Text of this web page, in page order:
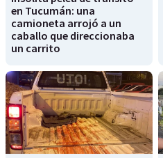
en Tucumán: una
camioneta arrojó a un
caballo que direccionaba
un carrito